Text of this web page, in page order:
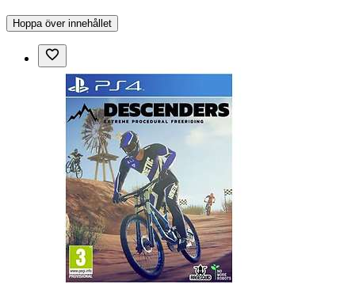
Hoppa över innehållet